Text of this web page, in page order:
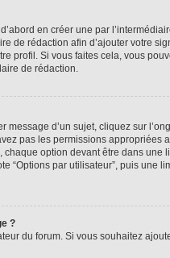
en créer une par
de rédaction afin d’ajouter votre
profil. Si vous faites cela, vous
de rédaction.
d’un sujet, cliquez sur
pas les permissions
option devant être dans
“Options par utilisateur”, puis une
?
du forum. Si vous souhaitez